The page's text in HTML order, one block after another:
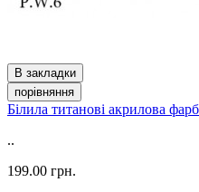
В закладки
порівняння
Білила титанові акрилова
..
199.00 грн.